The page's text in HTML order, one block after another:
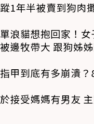
1年半被賣到狗肉
浪貓想抱回家！
邊牧帶大 跟狗姊
甲到底有多崩潰
接受媽媽有男友